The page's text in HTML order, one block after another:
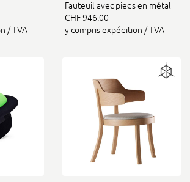
/ TVA
Fauteuil avec pieds en métal
CHF 946.00
y compris expédition / TVA